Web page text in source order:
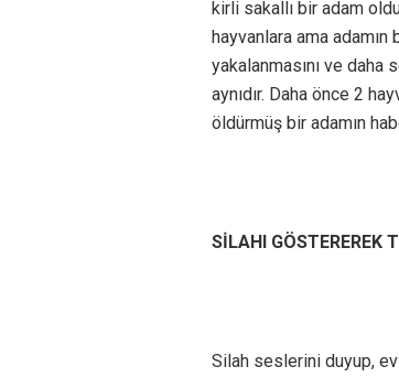
kirli sakallı bir adam
hayvanlara ama
yakalanmasını ve daha
aynıdır. Daha önce 2
öldürmüş bir adamın
SİLAHI GÖSTEREREK
Silah seslerini duyup,